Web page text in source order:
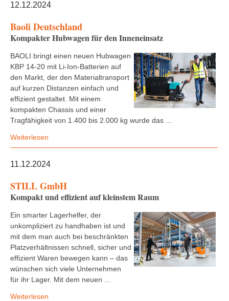
12.12.2024
Baoli Deutschland
Kompakter Hubwagen für den Inneneinsatz
BAOLI bringt einen neuen Hubwagen
KBP 14-20 mit Li-Ion-Batterien auf
den Markt, der den Materialtransport
auf kurzen Distanzen einfach und
effizient gestaltet. Mit einem
kompakten Chassis und einer
Tragfähigkeit von 1.400 bis 2.000 kg wurde das ...
Weiterlesen
11.12.2024
STILL GmbH
Kompakt und effizient auf kleinstem Raum
Ein smarter Lagerhelfer, der
unkompliziert zu handhaben ist und
mit dem man auch bei beschränkten
Platzverhältnissen schnell, sicher und
effizient Waren bewegen kann – das
wünschen sich viele Unternehmen
für ihr Lager. Mit dem neuen ...
Weiterlesen